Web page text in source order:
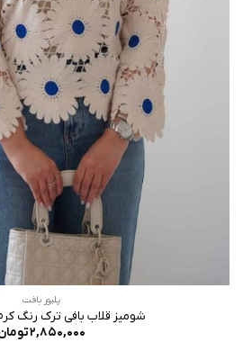
پلیور بافت
شومیز قلاب بافی ترک رنگ
۲,۸۵۰,۰۰۰